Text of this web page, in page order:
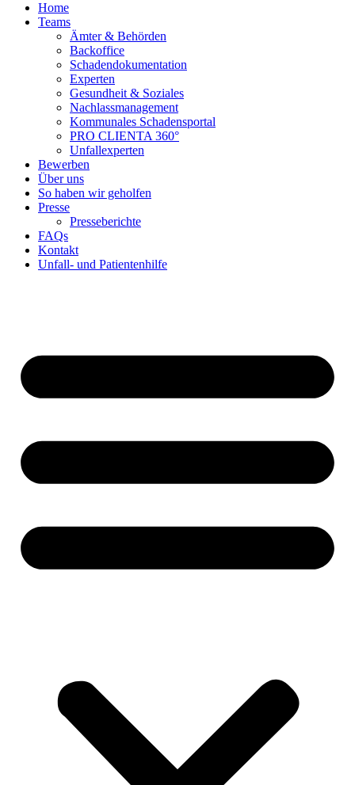
Home
Teams
Ämter & Behörden
Backoffice
Schadendokumentation
Experten
Gesundheit & Soziales
Nachlassmanagement
Kommunales Schadensportal
PRO CLIENTA 360°
Unfallexperten
Bewerben
Über uns
So haben wir geholfen
Presse
Presseberichte
FAQs
Kontakt
Unfall- und Patientenhilfe